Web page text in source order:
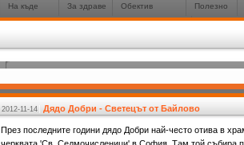
На къде За здраве Обектив Полезно
2012-11-14 Дядо Добри - Светецът от Байлово
През последните години дядо Добри най-често отива в